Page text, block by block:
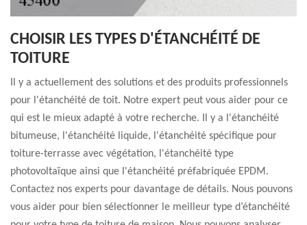
CHOISIR LES TYPES D'ÉTANCHÉITÉ DE
TOITURE
Il y a actuellement des solutions et des produits professionnels
pour l'étanchéité de toit. Notre expert peut vous aider pour ce
qui est le mieux adapté à votre recherche. Il y a l'étanchéité
bitumeuse, l'étanchéité liquide, l'étanchéité spécifique pour
toiture-terrasse avec végétation, l'étanchéité type
photovoltaïque ainsi que l'étanchéité préfabriquée EPDM.
Contactez nos experts pour davantage de détails. Nous pouvons
vous aider pour bien sélectionner le meilleur type d’étanchéité